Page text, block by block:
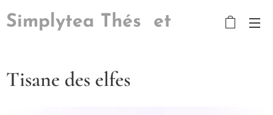
Simplytea Thés et
Tisane des elfes